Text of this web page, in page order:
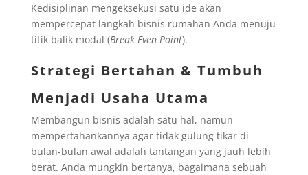
Kedisiplinan mengeksekusi satu ide akan
mempercepat langkah bisnis rumahan Anda menuju
titik balik modal (Break Even Point).
Strategi Bertahan & Tumbuh
Menjadi Usaha Utama
Membangun bisnis adalah satu hal, namun
mempertahankannya agar tidak gulung tikar di
bulan-bulan awal adalah tantangan yang jauh lebih
berat. Anda mungkin bertanya, bagaimana sebuah